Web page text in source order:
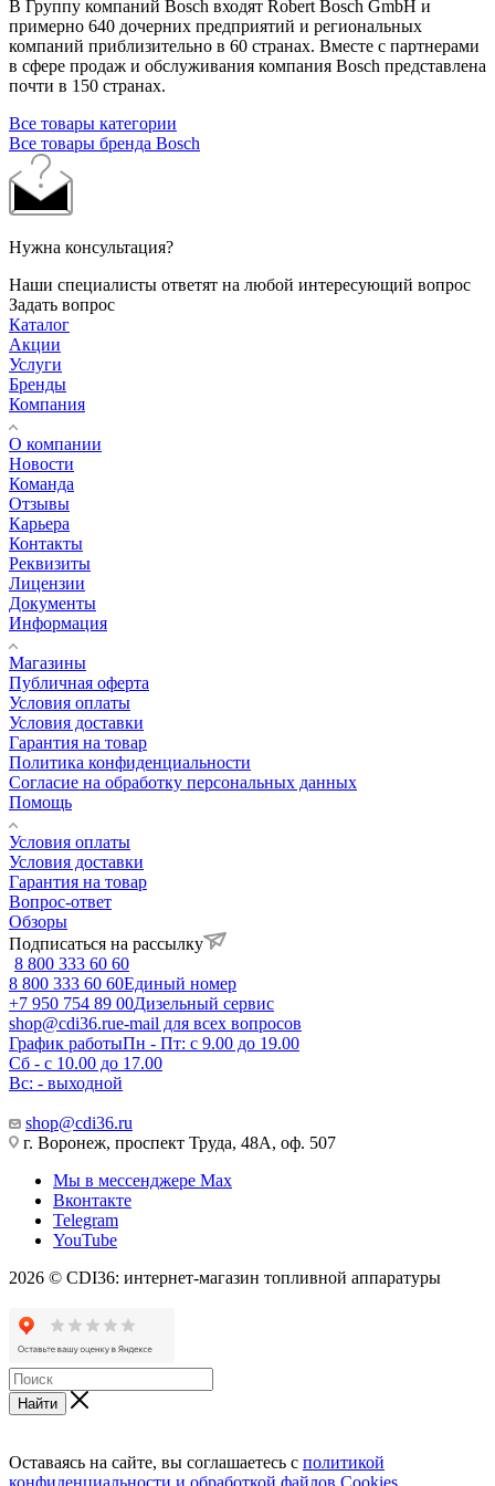
В Группу компаний Bosch входят Robert Bosch GmbH и
примерно 640 дочерних предприятий и региональных
компаний приблизительно в 60 странах. Вместе с партнерами
в сфере продаж и обслуживания компания Bosch представлена
почти в 150 странах.
Все товары категории
Все товары бренда Bosch
Нужна консультация?
Наши специалисты ответят на любой интересующий вопрос
Задать вопрос
Каталог
Акции
Услуги
Бренды
Компания
О компании
Новости
Команда
Отзывы
Карьера
Контакты
Реквизиты
Лицензии
Документы
Информация
Магазины
Публичная оферта
Условия оплаты
Условия доставки
Гарантия на товар
Политика конфиденциальности
Согласие на обработку персональных данных
Помощь
Условия оплаты
Условия доставки
Гарантия на товар
Вопрос-ответ
Обзоры
Подписаться на рассылку
8 800 333 60 60
8 800 333 60 60Единый номер
+7 950 754 89 00Дизельный сервис
shop@cdi36.rue-mail для всех вопросов
График работыПн - Пт: с 9.00 до 19.00
Сб - с 10.00 до 17.00
Вс: - выходной
shop@cdi36.ru
г. Воронеж, проспект Труда, 48А, оф. 507
Мы в мессенджере Max
Вконтакте
Telegram
YouTube
2026 © CDI36: интернет-магазин топливной аппаратуры
Найти
Оставаясь на сайте, вы соглашаетесь с политикой
конфиденциальности и обработкой файлов Cookies